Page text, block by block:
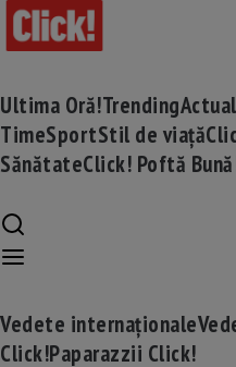
Ultima Oră!Trending
TimeSportStil de viață
SănătateClick! Poftă
Vedete internaționale
Click!Paparazzii Click!